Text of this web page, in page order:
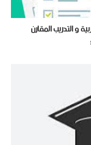
و التدريب المقارن